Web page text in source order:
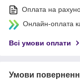
Оплата на
Онлайн-оплата
Всі умови оплати
Умови